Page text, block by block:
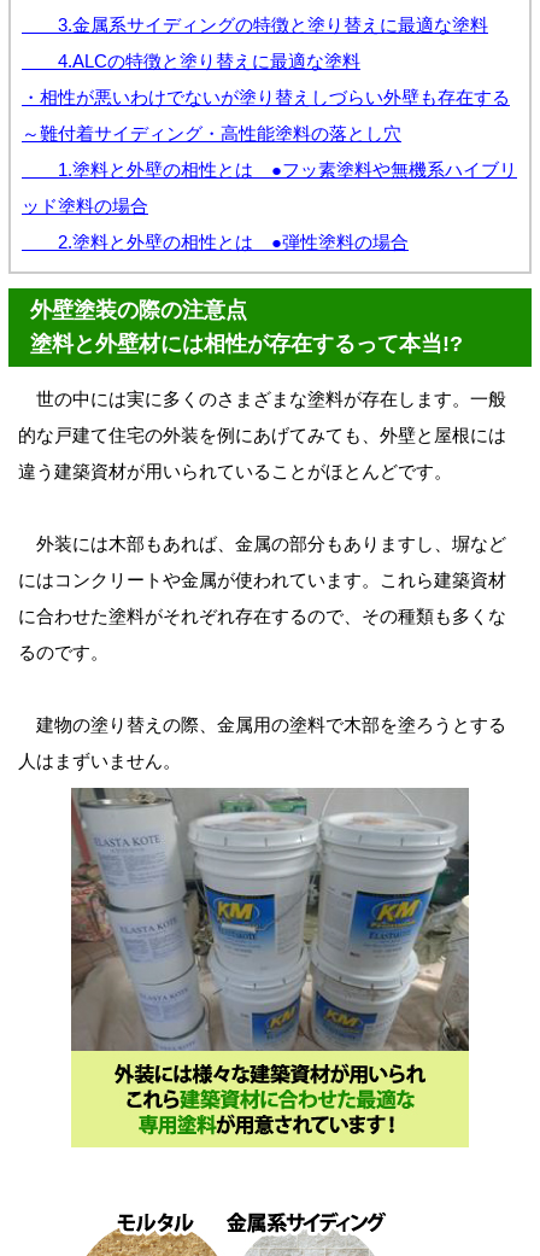
3.金属系サイディングの特徴と塗り替えに最適な塗料
4.ALCの特徴と塗り替えに最適な塗料
・相性が悪いわけでないが塗り替えしづらい外壁も存在する
～難付着サイディング・高性能塗料の落とし穴
1.塗料と外壁の相性とは ●フッ素塗料や無機系ハイブリ
ッド塗料の場合
2.塗料と外壁の相性とは ●弾性塗料の場合
外壁塗装の際の注意点
塗料と外壁材には相性が存在するって本当!?
世の中には実に多くのさまざまな塗料が存在します。一般
的な戸建て住宅の外装を例にあげてみても、外壁と屋根には
違う建築資材が用いられていることがほとんどです。
外装には木部もあれば、金属の部分もありますし、塀など
にはコンクリートや金属が使われています。これら建築資材
に合わせた塗料がそれぞれ存在するので、その種類も多くな
るのです。
建物の塗り替えの際、金属用の塗料で木部を塗ろうとする
人はまずいません。